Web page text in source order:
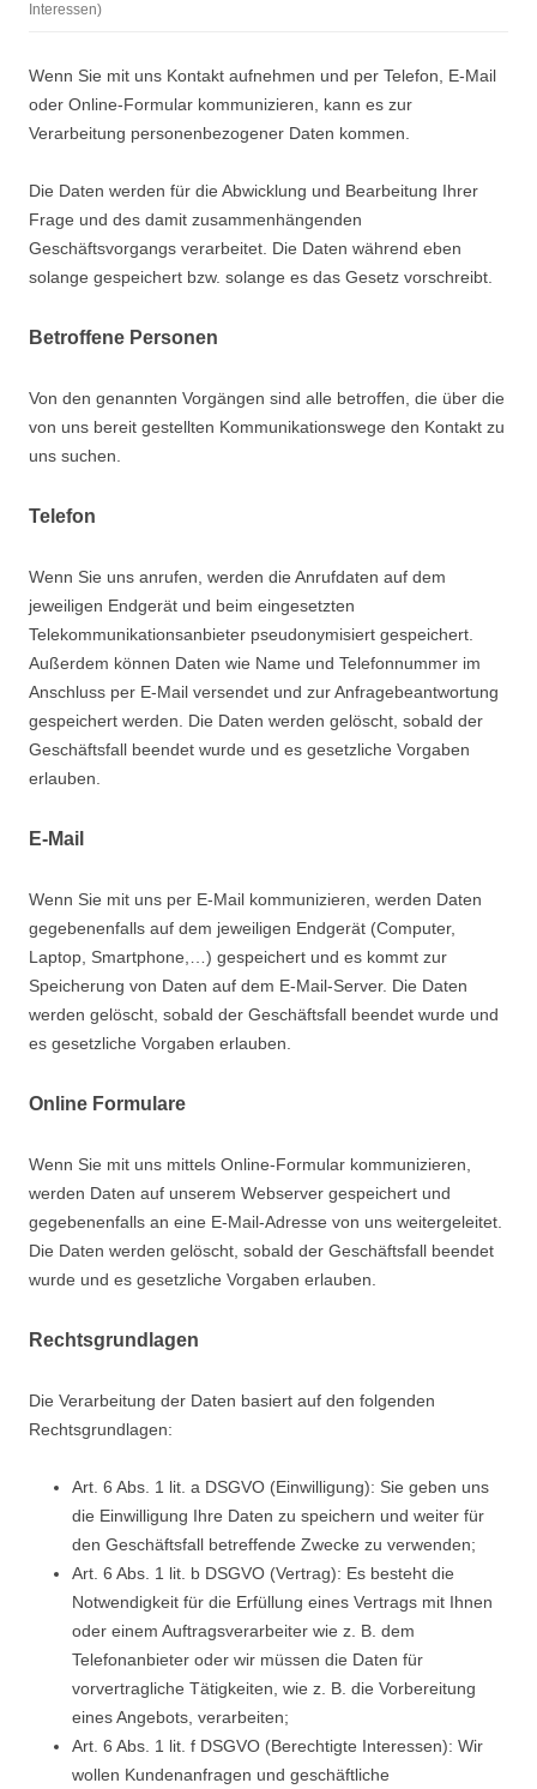
Interessen)
Wenn Sie mit uns Kontakt aufnehmen und per Telefon, E-Mail
oder Online-Formular kommunizieren, kann es zur
Verarbeitung personenbezogener Daten kommen.
Die Daten werden für die Abwicklung und Bearbeitung Ihrer
Frage und des damit zusammenhängenden
Geschäftsvorgangs verarbeitet. Die Daten während eben
solange gespeichert bzw. solange es das Gesetz vorschreibt.
Betroffene Personen
Von den genannten Vorgängen sind alle betroffen, die über die
von uns bereit gestellten Kommunikationswege den Kontakt zu
uns suchen.
Telefon
Wenn Sie uns anrufen, werden die Anrufdaten auf dem
jeweiligen Endgerät und beim eingesetzten
Telekommunikationsanbieter pseudonymisiert gespeichert.
Außerdem können Daten wie Name und Telefonnummer im
Anschluss per E-Mail versendet und zur Anfragebeantwortung
gespeichert werden. Die Daten werden gelöscht, sobald der
Geschäftsfall beendet wurde und es gesetzliche Vorgaben
erlauben.
E-Mail
Wenn Sie mit uns per E-Mail kommunizieren, werden Daten
gegebenenfalls auf dem jeweiligen Endgerät (Computer,
Laptop, Smartphone,…) gespeichert und es kommt zur
Speicherung von Daten auf dem E-Mail-Server. Die Daten
werden gelöscht, sobald der Geschäftsfall beendet wurde und
es gesetzliche Vorgaben erlauben.
Online Formulare
Wenn Sie mit uns mittels Online-Formular kommunizieren,
werden Daten auf unserem Webserver gespeichert und
gegebenenfalls an eine E-Mail-Adresse von uns weitergeleitet.
Die Daten werden gelöscht, sobald der Geschäftsfall beendet
wurde und es gesetzliche Vorgaben erlauben.
Rechtsgrundlagen
Die Verarbeitung der Daten basiert auf den folgenden
Rechtsgrundlagen:
Art. 6 Abs. 1 lit. a DSGVO (Einwilligung): Sie geben uns
die Einwilligung Ihre Daten zu speichern und weiter für
den Geschäftsfall betreffende Zwecke zu verwenden;
Art. 6 Abs. 1 lit. b DSGVO (Vertrag): Es besteht die
Notwendigkeit für die Erfüllung eines Vertrags mit Ihnen
oder einem Auftragsverarbeiter wie z. B. dem
Telefonanbieter oder wir müssen die Daten für
vorvertragliche Tätigkeiten, wie z. B. die Vorbereitung
eines Angebots, verarbeiten;
Art. 6 Abs. 1 lit. f DSGVO (Berechtigte Interessen): Wir
wollen Kundenanfragen und geschäftliche